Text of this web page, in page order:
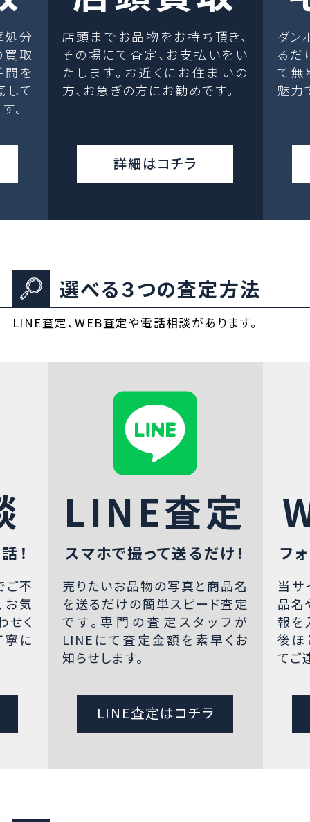
処分
取
間を
して
。
店頭までお品物をお持ち頂き、
その場にて査定、お支払いをい
たします。お近くにお住まいの
方、お急ぎの方にお勧めです。
詳細はコチラ
ダン
るだ
て無
魅力
選べる３つの査定方法
LINE査定、WEB査定や電話相談があります。
！
ご不
お気
せく
寧に
LINE査定
スマホで撮って送るだけ！
売りたいお品物の写真と商品名
を送るだけの簡単スピード査定
です。専門の査定スタッフが
LINEにて査定金額を素早くお
知らせします。
LINE査定はコチラ
フ
当サ
品名
報を
後ほ
てご